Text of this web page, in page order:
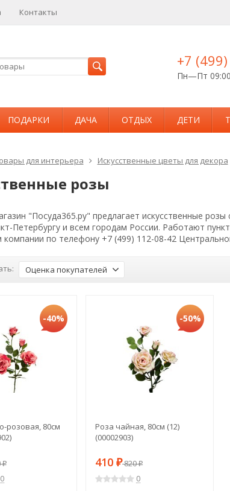
Контакты
+7
Пн—Пт
ПОДАРКИ ДАЧА ОТДЫХ ДЕТИ
для интерьера Искусственные цветы для декора
розы
"Посуда365.ру" предлагает искусственные
Петербургу и всем городам России. Работают
по телефону +7 (499) 112-08-42
Оценка покупателей
-40%
розовая, 80см
₽
0
-50%
Роза чайная, 80см (12)
(00002903)
410₽820₽
0